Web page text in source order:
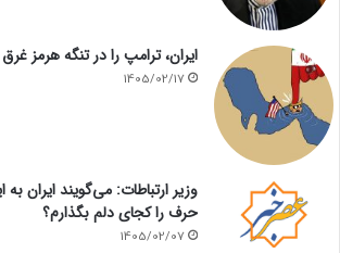
ایران، ترامپ را در تنگه هرمز
1405/02/17
وزیر ارتباطات: می‌گویند ایران به
حرف را کجای دلم بگذارم؟
1405/02/07